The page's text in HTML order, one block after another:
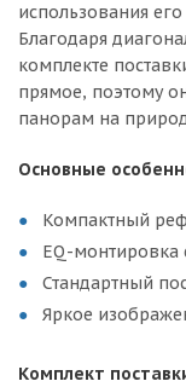
использования
Благодаря
комплекте
прямое, поэтому
панорам на
Основные
Компактный
EQ-
Стандартный
Яркое
Комплект